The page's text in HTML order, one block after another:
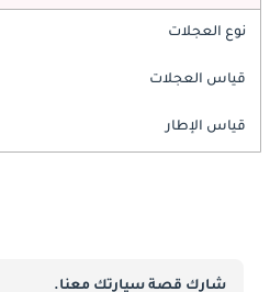
نوع العجلات
قياس العجلات
قياس الإطار
شارك قصة سيارتك معنا.